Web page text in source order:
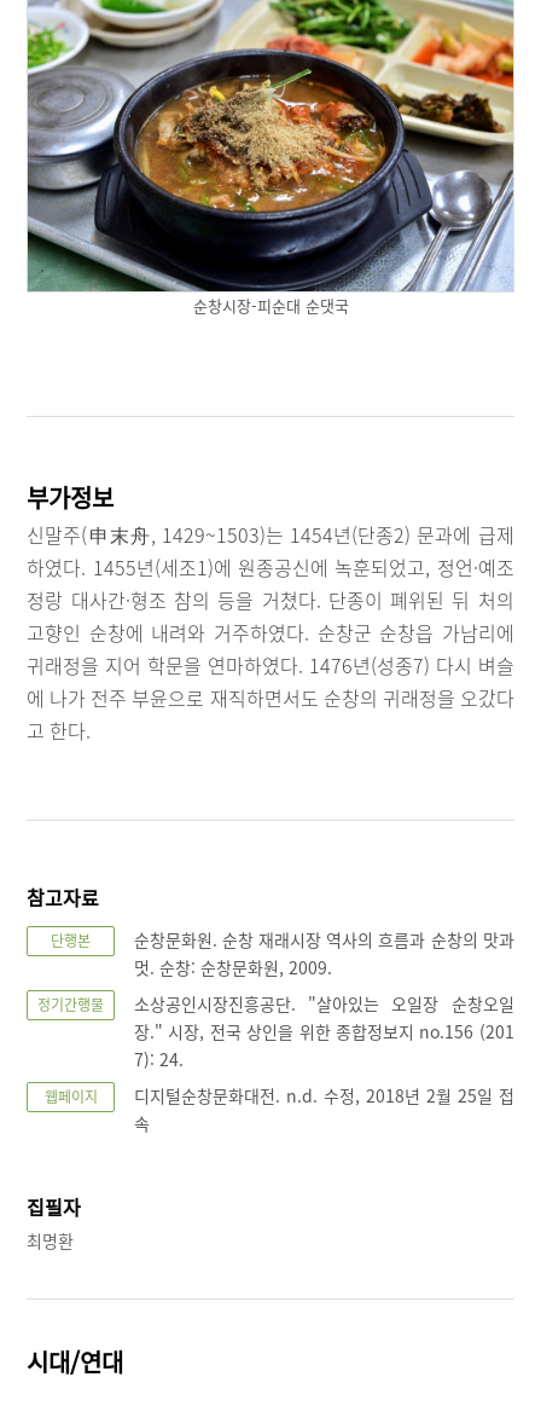
순창시장-피순대 순댓국
부가정보
신말주(申末舟, 1429~1503)는 1454년(단종2) 문과에 급제
하였다. 1455년(세조1)에 원종공신에 녹훈되었고, 정언·예조
정랑 대사간·형조 참의 등을 거쳤다. 단종이 폐위된 뒤 처의
고향인 순창에 내려와 거주하였다. 순창군 순창읍 가남리에
귀래정을 지어 학문을 연마하였다. 1476년(성종7) 다시 벼슬
에 나가 전주 부윤으로 재직하면서도 순창의 귀래정을 오갔다
고 한다.
참고자료
단행본
순창문화원. 순창 재래시장 역사의 흐름과 순창의 맛과
멋. 순창: 순창문화원, 2009.
정기간행물
소상공인시장진흥공단. "살아있는 오일장 순창오일
장." 시장, 전국 상인을 위한 종합정보지 no.156 (201
7): 24.
웹페이지
디지털순창문화대전. n.d. 수정, 2018년 2월 25일 접
속
집필자
최명환
시대/연대